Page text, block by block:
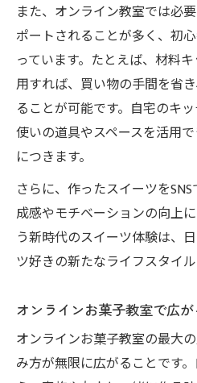
また、オンライン教室では必
ポートされることが多く、初
っています。たとえば、材料
用すれば、買い物の手間を省
ることが可能です。自宅のキ
使いの道具やスペースを活用
につきます。
さらに、作ったスイーツを
成感やモチベーションの向上
う新時代のスイーツ体験は、
ツ好きの新たなライフスタイ
オンラインお菓子教室で広
オンラインお菓子教室の最大
み方が無限に広がることです